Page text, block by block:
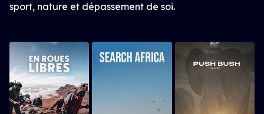
sport, nature et dépassement de soi.